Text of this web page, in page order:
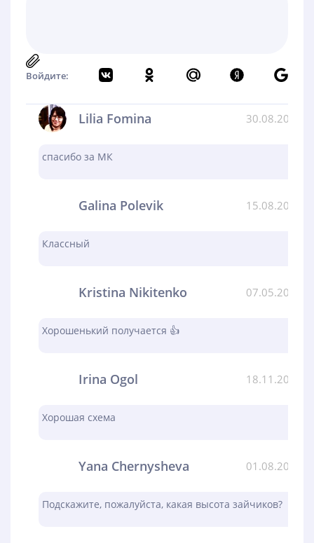
Войдите:
Lilia Fomina 30.08.2024
спасибо за МК
Galina Polevik 15.08.2024
Классный
Kristina Nikitenko 07.05.2024
Хорошенький получается 👍
Irina Ogol 18.11.2023
Хорошая схема
Yana Chernysheva 01.08.2023
Подскажите, пожалуйста, какая высота зайчиков?